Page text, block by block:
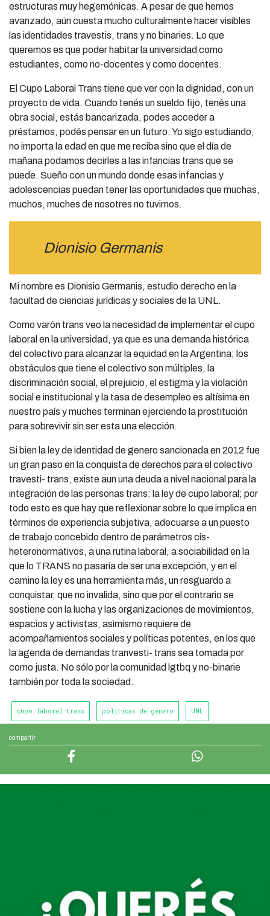
compartir
cupo laboral trans políticas de género UNL
estructuras muy hegemónicas. A pesar de que hemos
avanzado, aún cuesta mucho culturalmente hacer visibles
las identidades travestis, trans y no binaries. Lo que
queremos es que poder habitar la universidad como
estudiantes, como no-docentes y como docentes.
El Cupo Laboral Trans tiene que ver con la dignidad, con un
proyecto de vida. Cuando tenés un sueldo fijo, tenés una
obra social, estás bancarizada, podes acceder a
préstamos, podés pensar en un futuro. Yo sigo estudiando,
no importa la edad en que me reciba sino que el día de
mañana podamos decirles a las infancias trans que se
puede. Sueño con un mundo donde esas infancias y
adolescencias puedan tener las oportunidades que muchas,
muchos, muches de nosotres no tuvimos.
Dionisio Germanis
Mi nombre es Dionisio Germanis, estudio derecho en la
facultad de ciencias jurídicas y sociales de la UNL.
Como varón trans veo la necesidad de implementar el cupo
laboral en la universidad, ya que es una demanda histórica
del colectivo para alcanzar la equidad en la Argentina; los
obstáculos que tiene el colectivo son múltiples, la
discriminación social, el prejuicio, el estigma y la violación
social e institucional y la tasa de desempleo es altísima en
nuestro país y muches terminan ejerciendo la prostitución
para sobrevivir sin ser esta una elección.
Si bien la ley de identidad de genero sancionada en 2012 fue
un gran paso en la conquista de derechos para el colectivo
travesti- trans, existe aun una deuda a nivel nacional para la
integración de las personas trans: la ley de cupo laboral; por
todo esto es que hay que reflexionar sobre lo que implica en
términos de experiencia subjetiva, adecuarse a un puesto
de trabajo concebido dentro de parámetros cis-
heteronormativos, a una rutina laboral, a sociabilidad en la
que lo TRANS no pasaría de ser una excepción, y en el
camino la ley es una herramienta más, un resguardo a
conquistar, que no invalida, sino que por el contrario se
sostiene con la lucha y las organizaciones de movimientos,
espacios y activistas, asimismo requiere de
acompañamientos sociales y políticas potentes, en los que
la agenda de demandas tranvesti- trans sea tomada por
como justa. No sólo por la comunidad lgtbq y no-binarie
también por toda la sociedad.